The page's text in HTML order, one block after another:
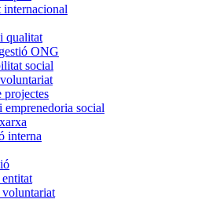
qualitat
ONG
social
projectes
social
interna